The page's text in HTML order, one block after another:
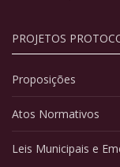
PROJETOS
Proposições
Atos Normativos
Leis Municipais e